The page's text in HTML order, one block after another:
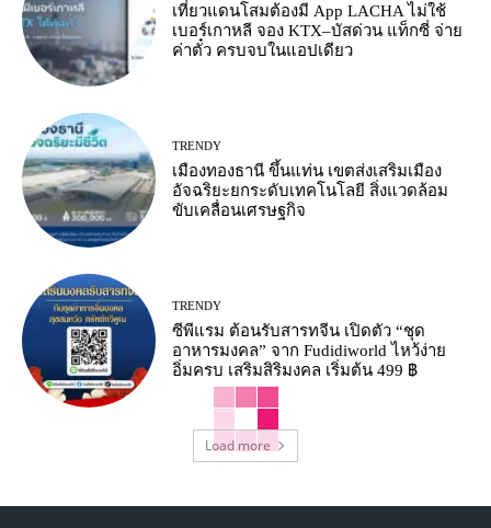
เที่ยวแดนโสมต้องมี App LACHA ไม่ใช้
เบอร์เกาหลี จอง KTX–บัสด่วน แท็กซี่ จ่าย
ค่าตั๋ว ครบจบในแอปเดียว
TRENDY
เมืองทองธานี ขึ้นแท่น เขตส่งเสริมเมือง
อัจฉริยะยกระดับเทคโนโลยี สิ่งแวดล้อม
ขับเคลื่อนเศรษฐกิจ
TRENDY
ซีพีแรม ต้อนรับสารทจีน เปิดตัว “ชุด
อาหารมงคล” จาก Fudidiworld ไหว้ง่าย
อิ่มครบ เสริมสิริมงคล เริ่มต้น 499 ฿
Load more